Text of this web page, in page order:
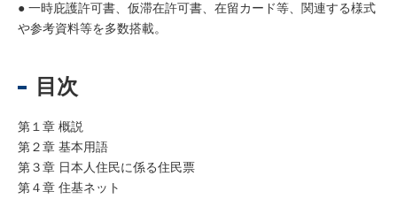
● 一時庇護許可書、仮滞在許可書、在留カード等、関連する様式
や参考資料等を多数搭載。
目次
第１章 概説
第２章 基本用語
第３章 日本人住民に係る住民票
第４章 住基ネット